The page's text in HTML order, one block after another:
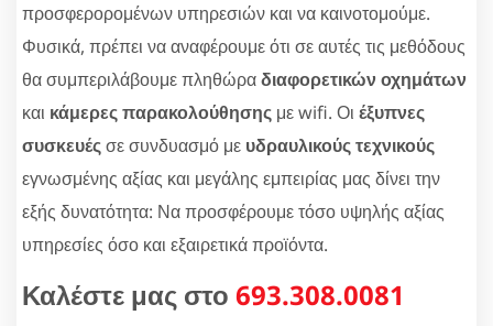
προσφερορομένων υπηρεσιών και να καινοτομούμε.
Φυσικά, πρέπει να αναφέρουμε ότι σε αυτές τις μεθόδους
θα συμπεριλάβουμε πληθώραδιαφορετικών οχημάτων
και κάμερες παρακολούθησης με wifi. Οι έξυπνες
συσκευέςσε συνδυασμό με υδραυλικούς τεχνικούς
εγνωσμένης αξίας και μεγάλης εμπειρίας μας δίνει την
εξής δυνατότητα: Να προσφέρουμε τόσο υψηλής αξίας
υπηρεσίες όσο και εξαιρετικά προϊόντα.
Καλέστε μας στο 693.308.0081